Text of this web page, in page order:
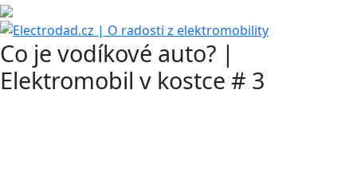
Co je vodíkové auto? |
Elektromobil v kostce # 3